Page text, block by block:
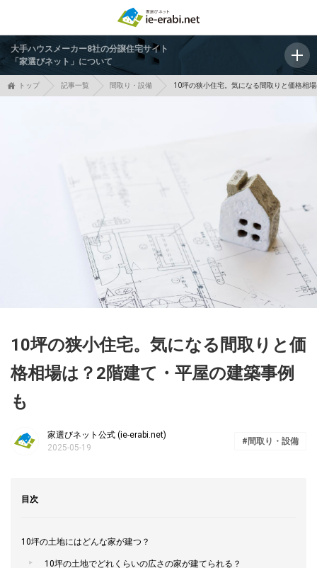
大手ハウスメーカー8社の分譲住宅サイト
「家選びネット」について
トップ 記事一覧 間取り・設備 10坪の狭小住宅。気になる間取りと価格相
10坪の狭小住宅。気になる間取りと価
格相場は？2階建て・平屋の建築事例
も
家選びネット公式 (ie-erabi.net)
2025-05-19
間取り・設備
目次
10坪の土地にはどんな家が建つ？
10坪の土地でどれくらいの広さの家が建てられる？